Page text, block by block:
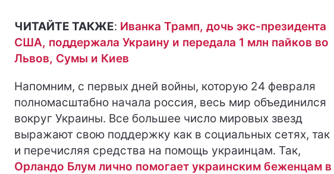
ЧИТАЙТЕ ТАКЖЕ: Иванка Трамп, дочь экс-президента
США, поддержала Украину и передала 1 млн пайков во
Львов, Сумы и Киев
Напомним, с первых дней войны, которую 24 февраля
полномасштабно начала россия, весь мир объединился
вокруг Украины. Все большее число мировых звезд
выражают свою поддержку как в социальных сетях, так
и перечисляя средства на помощь украинцам. Так,
Орландо Блум лично помогает украинским беженцам в